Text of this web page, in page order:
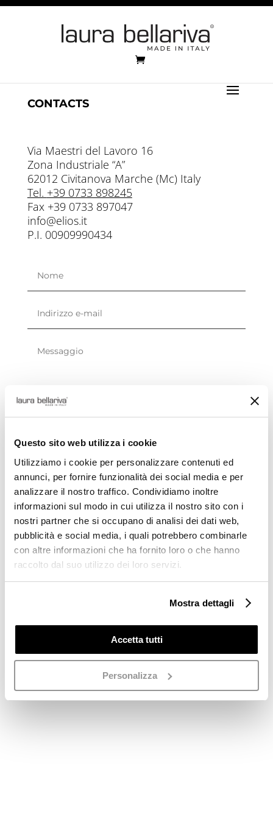
Questo sito web utilizza i cookie
Utilizziamo i cookie per personalizzare contenuti ed
annunci, per fornire funzionalità dei social media e per
analizzare il nostro traffico. Condividiamo inoltre
informazioni sul modo in cui utilizza il nostro sito con i
nostri partner che si occupano di analisi dei dati web,
pubblicità e social media, i quali potrebbero combinarle
con altre informazioni che ha fornito loro o che hanno
raccolto dal suo utilizzo dei loro servizi.
Mostra dettagli
Accetta tutti
Personalizza
CONTACTS
Via Maestri del Lavoro 16
Zona Industriale “A”
62012 Civitanova Marche (Mc) Italy
Tel. +39 0733 898245
Fax +39 0733 897047
info@elios.it
P.I. 00909990434
Consenso privacy
trattamento dei dati personali ai sensi del decreto legislativo
196/2003[Informativa privacy]
INVIA